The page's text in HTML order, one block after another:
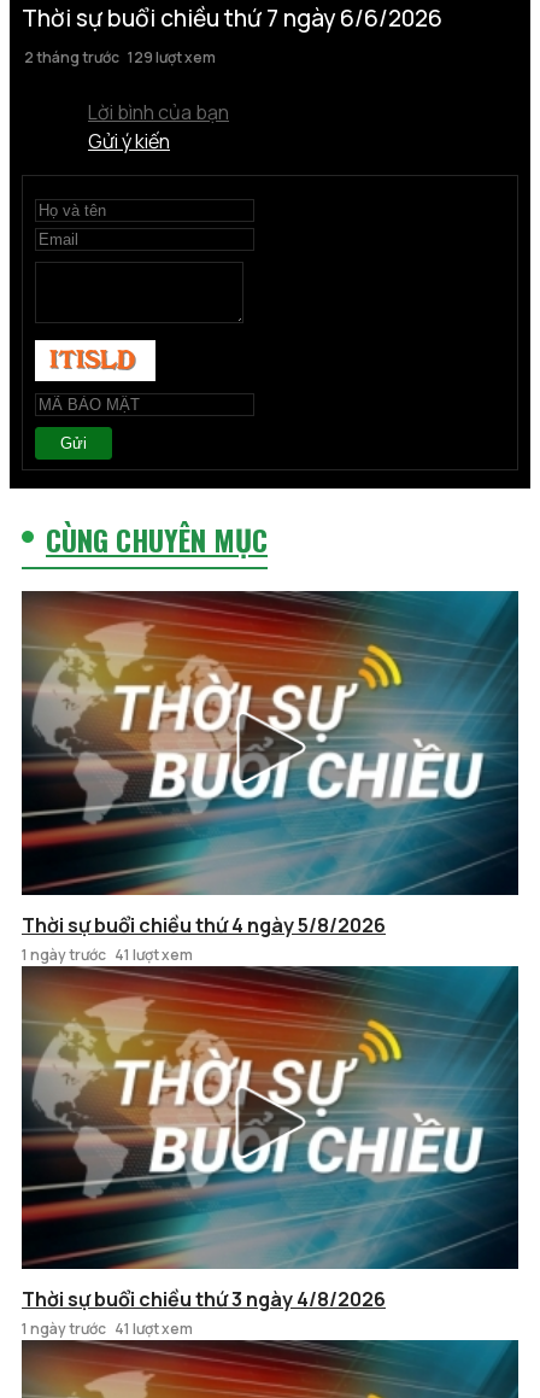
Thời sự buổi chiều thứ 7 ngày 6/6/2026
2 tháng trước 129 lượt xem
Lời bình của bạn
Gửi ý kiến
Gửi
CÙNG CHUYÊN MỤC
Thời sự buổi chiều thứ 4 ngày 5/8/2026
1 ngày trước 41 lượt xem
Thời sự buổi chiều thứ 3 ngày 4/8/2026
1 ngày trước 41 lượt xem